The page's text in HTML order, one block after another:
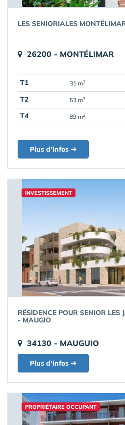
LES SENIORIALES
26200 - MONTÉLIMAR
T1 31 m2
T2
53 m2
T4
89 m2
Plus d'infos ➔
INVESTISSEMENT
RÉSIDENCE POUR SENIOR
- MAUGIO
34130 - MAUGUIO
Plus d'infos ➔
PROPRIÉTAIRE OCCUPANT